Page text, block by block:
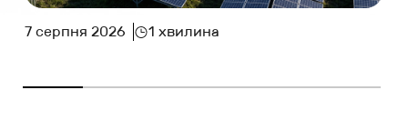
7 серпня 2026 1 хвилина